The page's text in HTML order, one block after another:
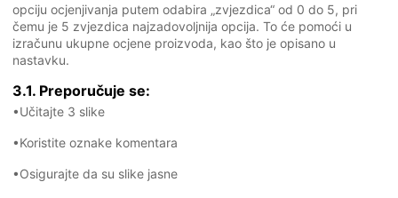
opciju ocjenjivanja putem odabira „zvjezdica“ od 0 do 5, pri
čemu je 5 zvjezdica najzadovoljnija opcija. To će pomoći u
izračunu ukupne ocjene proizvoda, kao što je opisano u
nastavku.
3.1. Preporučuje se:
•Učitajte 3 slike
•Koristite oznake komentara
•Osigurajte da su slike jasne